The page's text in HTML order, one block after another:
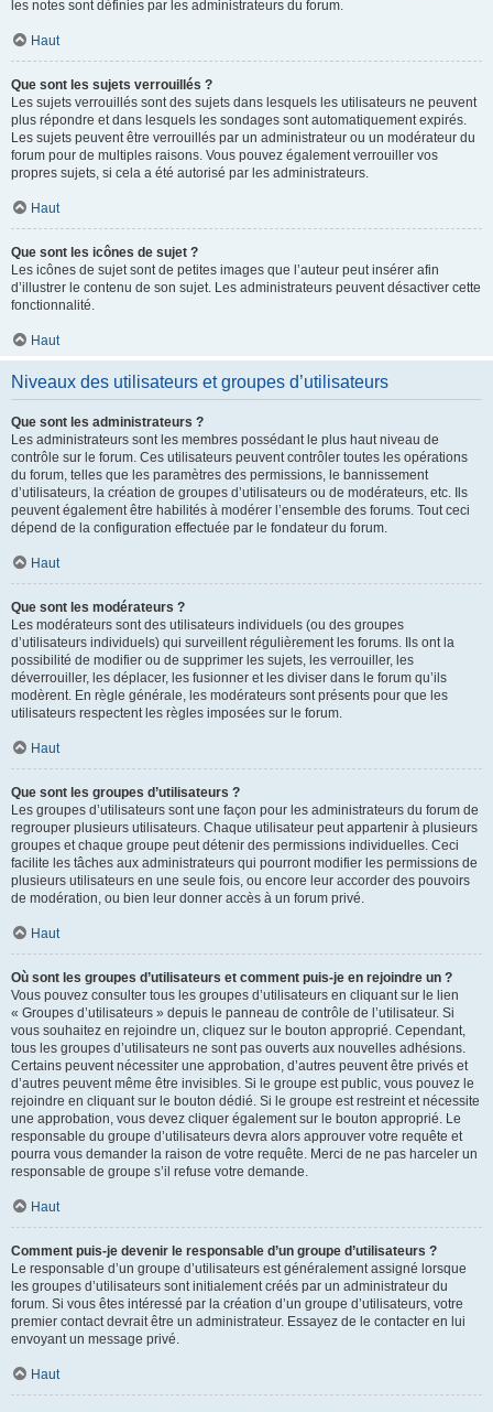
les notes sont définies par les administrateurs du forum.
Haut
Que sont les sujets verrouillés ?
Les sujets verrouillés sont des sujets dans lesquels les utilisateurs ne peuvent
plus répondre et dans lesquels les sondages sont automatiquement expirés.
Les sujets peuvent être verrouillés par un administrateur ou un modérateur du
forum pour de multiples raisons. Vous pouvez également verrouiller vos
propres sujets, si cela a été autorisé par les administrateurs.
Haut
Que sont les icônes de sujet ?
Les icônes de sujet sont de petites images que l’auteur peut insérer afin
d’illustrer le contenu de son sujet. Les administrateurs peuvent désactiver cette
fonctionnalité.
Haut
Niveaux des utilisateurs et groupes d’utilisateurs
Que sont les administrateurs ?
Les administrateurs sont les membres possédant le plus haut niveau de
contrôle sur le forum. Ces utilisateurs peuvent contrôler toutes les opérations
du forum, telles que les paramètres des permissions, le bannissement
d’utilisateurs, la création de groupes d’utilisateurs ou de modérateurs, etc. Ils
peuvent également être habilités à modérer l’ensemble des forums. Tout ceci
dépend de la configuration effectuée par le fondateur du forum.
Haut
Que sont les modérateurs ?
Les modérateurs sont des utilisateurs individuels (ou des groupes
d’utilisateurs individuels) qui surveillent régulièrement les forums. Ils ont la
possibilité de modifier ou de supprimer les sujets, les verrouiller, les
déverrouiller, les déplacer, les fusionner et les diviser dans le forum qu’ils
modèrent. En règle générale, les modérateurs sont présents pour que les
utilisateurs respectent les règles imposées sur le forum.
Haut
Que sont les groupes d’utilisateurs ?
Les groupes d’utilisateurs sont une façon pour les administrateurs du forum de
regrouper plusieurs utilisateurs. Chaque utilisateur peut appartenir à plusieurs
groupes et chaque groupe peut détenir des permissions individuelles. Ceci
facilite les tâches aux administrateurs qui pourront modifier les permissions de
plusieurs utilisateurs en une seule fois, ou encore leur accorder des pouvoirs
de modération, ou bien leur donner accès à un forum privé.
Haut
Où sont les groupes d’utilisateurs et comment puis-je en rejoindre un ?
Vous pouvez consulter tous les groupes d’utilisateurs en cliquant sur le lien
« Groupes d’utilisateurs » depuis le panneau de contrôle de l’utilisateur. Si
vous souhaitez en rejoindre un, cliquez sur le bouton approprié. Cependant,
tous les groupes d’utilisateurs ne sont pas ouverts aux nouvelles adhésions.
Certains peuvent nécessiter une approbation, d’autres peuvent être privés et
d’autres peuvent même être invisibles. Si le groupe est public, vous pouvez le
rejoindre en cliquant sur le bouton dédié. Si le groupe est restreint et nécessite
une approbation, vous devez cliquer également sur le bouton approprié. Le
responsable du groupe d’utilisateurs devra alors approuver votre requête et
pourra vous demander la raison de votre requête. Merci de ne pas harceler un
responsable de groupe s’il refuse votre demande.
Haut
Comment puis-je devenir le responsable d’un groupe d’utilisateurs ?
Le responsable d’un groupe d’utilisateurs est généralement assigné lorsque
les groupes d’utilisateurs sont initialement créés par un administrateur du
forum. Si vous êtes intéressé par la création d’un groupe d’utilisateurs, votre
premier contact devrait être un administrateur. Essayez de le contacter en lui
envoyant un message privé.
Haut